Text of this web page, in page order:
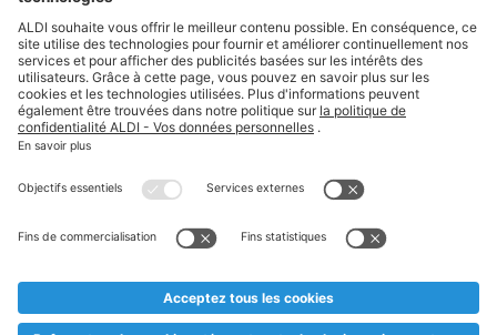
Suivez ALDI Belgique
Textes marqués d'un astérisque et mentions légales
* Nous vendons ces articles temporairement et jusqu'à
au cas où, malgré le planning bien étudié, nous serions
prématurément en rupture de stock. Prix Recupel et TVA incl.
** Sur ce site, l’utilisation de la forme masculine a été adoptée